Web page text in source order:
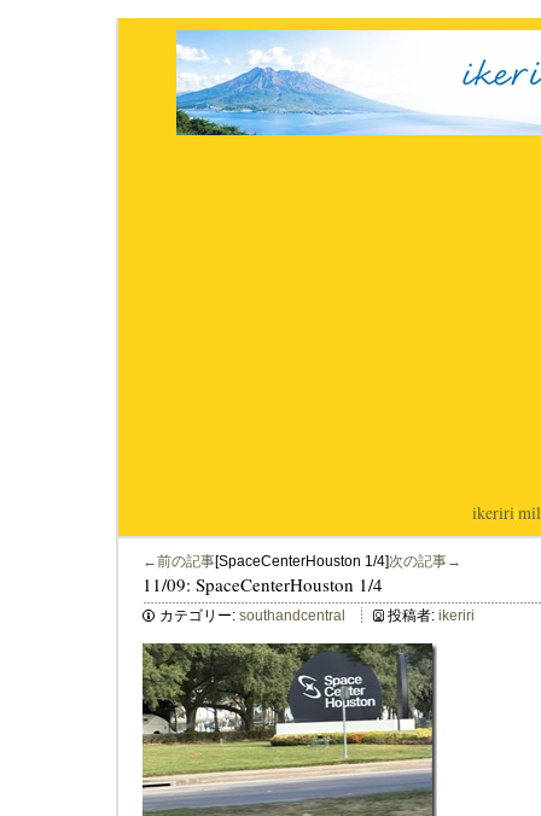
ikeriri|
←前の記事[SpaceCenterHouston 1/4]次の記事→
11/09: SpaceCenterHouston 1/4
カテゴリー: southandcentral 投稿者: ikeriri